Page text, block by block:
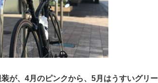
が、4月のピンクから、5月はうすいグリ